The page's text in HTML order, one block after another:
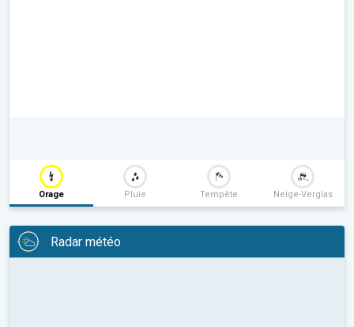
Orage Pluie Tempête Neige-Verglas
Radar météo